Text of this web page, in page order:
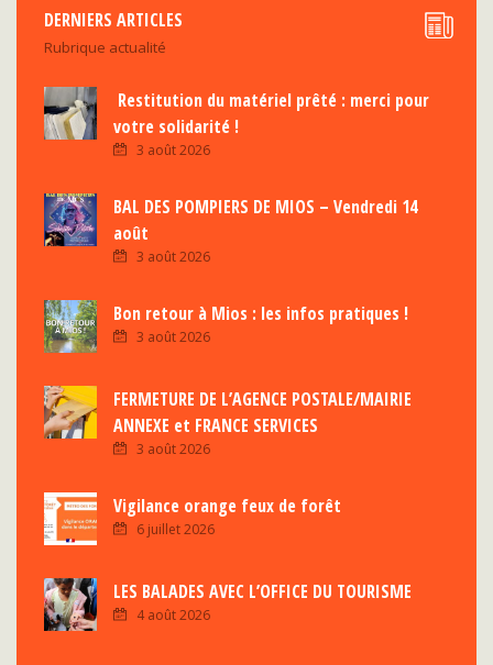
DERNIERS ARTICLES
Rubrique actualité
Restitution du matériel prêté : merci pour
votre solidarité !
3 août 2026
BAL DES POMPIERS DE MIOS – Vendredi 14
août
3 août 2026
Bon retour à Mios : les infos pratiques !
3 août 2026
FERMETURE DE L’AGENCE POSTALE/MAIRIE
ANNEXE et FRANCE SERVICES
3 août 2026
Vigilance orange feux de forêt
6 juillet 2026
LES BALADES AVEC L’OFFICE DU TOURISME
4 août 2026